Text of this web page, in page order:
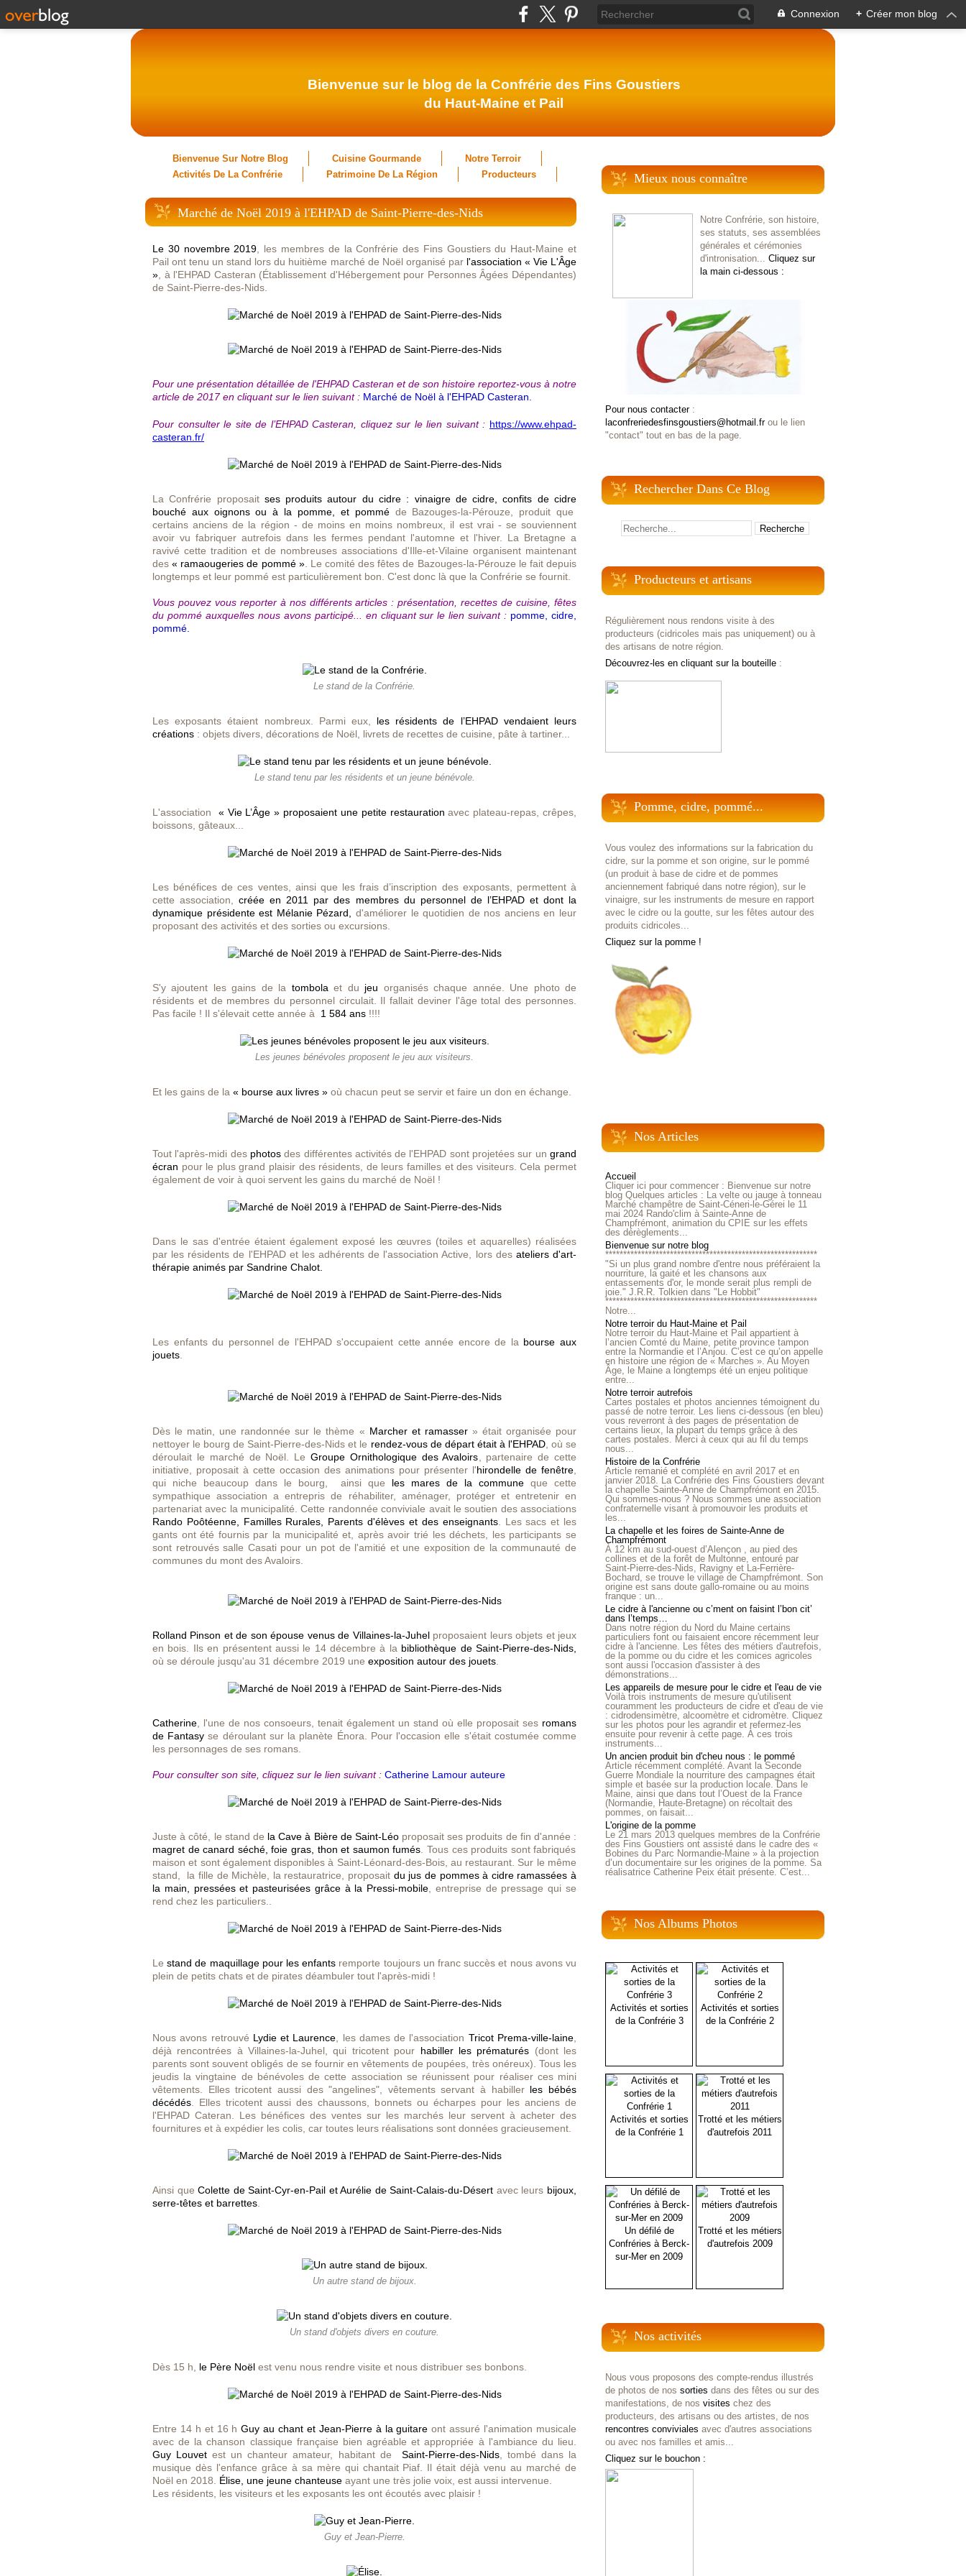
Connexion + Créer mon blog
Bienvenue sur le blog de la Confrérie des Fins Goustiers
du Haut-Maine et Pail
Bienvenue Sur Notre Blog Cuisine Gourmande
Notre Terroir
Activités De La Confrérie
Patrimoine De La Région Producteurs
Marché de Noël 2019 à l'EHPAD de Saint-Pierre-des-Nids
Le 30 novembre 2019 , les membres de la Confrérie des Fins Goustiers du Haut-Maine et
Pail ont tenu un stand lors du huitième marché de Noël organisé par l'association « Vie L'Âge
» , à l'EHPAD Casteran (Établissement d'Hébergement pour Personnes Âgées Dépendantes)
de Saint-Pierre-des-Nids.
Pour une présentation détaillée de l'EHPAD Casteran et de son histoire reportez-vous à notre
article de 2017 en cliquant sur le lien suivant : Marché de Noël à l'EHPAD Casteran.
Pour consulter le site de l’EHPAD Casteran, cliquez sur le lien suivant : https://www.ehpad-
casteran.fr/
La Confrérie proposait ses produits autour du cidre : vinaigre de cidre, confits de cidre
bouché aux oignons ou à la pomme, et pomméde Bazouges-la-Pérouze, produit que
certains anciens de la région - de moins en moins nombreux, il est vrai - se souviennent
avoir vu fabriquer autrefois dans les fermes pendant l'automne et l'hiver. La Bretagne a
ravivé cette tradition et de nombreuses associations d'Ille-et-Vilaine organisent maintenant
des« ramaougeries de pommé ». Le comité des fêtes de Bazouges-la-Pérouze le fait depuis
longtemps et leur pommé est particulièrement bon. C'est donc là que la Confrérie se fournit.
Vous pouvez vous reporter à nos différents articles : présentation, recettes de cuisine, fêtes
du pommé auxquelles nous avons participé... en cliquant sur le lien suivant : pomme, cidre,
pommé.
Le stand de la Confrérie.
Les exposants étaient nombreux. Parmi eux, les résidents de l’EHPAD vendaient leurs
créations : objets divers, décorations de Noël, livrets de recettes de cuisine, pâte à tartiner...
Le stand tenu par les résidents et un jeune bénévole.
L'association « Vie L’Âge » proposaient une petite restauration avec plateau-repas, crêpes,
boissons, gâteaux...
Les bénéfices de ces ventes, ainsi que les frais d’inscription des exposants, permettent à
cette association,créée en 2011 par des membres du personnel de l’EHPAD et dont la
dynamique présidente est Mélanie Pézard,
d'améliorer le quotidien de nos anciens en leur
proposant des activités et des sorties ou excursions.
S'y ajoutent les gains de la tombola et du jeu organisés chaque année. Une photo de
résidents et de membres du personnel circulait. Il fallait deviner l'âge total des personnes.
Pas facile ! Il s'élevait cette année à
1 584 ans !!!!
Les jeunes bénévoles proposent le jeu aux visiteurs.
Et les gains de la « bourse aux livres » où chacun peut se servir et faire un don en échange.
Tout l'après-midi des photosdes différentes activités de l'EHPAD sont projetées sur ungrand
écran pour le plus grand plaisir des résidents, de leurs familles et des visiteurs. Cela permet
également de voir à quoi servent les gains du marché de Noël !
Dans le sas d'entrée étaient également exposé les œuvres (toiles et aquarelles) réalisées
par les résidents de l'EHPAD et les adhérents de l'association Active, lors des ateliers d'art-
thérapie animés par Sandrine Chalot.
Les enfants du personnel de l'EHPAD s'occupaient cette année encore de la bourse aux
jouets
Dès le matin, une randonnée sur le thème « Marcher et ramasser» était organisée pour
nettoyer le bourg de Saint-Pierre-des-Nids et le rendez-vous de départ était à l'EHPAD, où se
déroulait le marché de Noël. Le Groupe Ornithologique des Avaloirs , partenaire de cette
initiative, proposait à cette occasion des animations pour présenter l'hirondelle de fenêtre
qui niche beaucoup dans le bourg, ainsi que les mares de la commune que cette
sympathique association a entrepris de réhabiliter, aménager, protéger et entretenir en
partenariat avec la municipalité. Cette randonnée conviviale avait le soutien des associations
Rando Poôtéenne, Familles Rurales, Parents d'élèves et des enseignants. Les sacs et les
gants ont été fournis par la municipalité et, après avoir trié les déchets, les participants se
sont retrouvés salle Casati pour un pot de l'amitié et une exposition de la communauté de
communes du mont des Avaloirs.
Rolland Pinson et de son épouse venus de Villaines-la-Juhel proposaient leurs objets et jeux
en bois. Ils en présentent aussi le 14 décembre à la bibliothèque de Saint-Pierre-des-Nids,
où se déroule jusqu'au 31 décembre 2019 une exposition autour des jouets
Catherine , l'une de nos consoeurs, tenait également un stand où elle proposait ses romans
de Fantasy se déroulant sur la planète Énora. Pour l'occasion elle s'était costumée comme
les personnages de ses romans.
Pour consulter son site, cliquez sur le lien suivant : Catherine Lamour auteure
Juste à côté, le stand de la Cave à Bière de Saint-Léoproposait ses produits de fin d'année :
magret de canard séché, foie gras, thon et saumon fumés . Tous ces produits sont fabriqués
maison et sont également disponibles à Saint-Léonard-des-Bois, au restaurant. Sur le même
stand, la fille de Michèle, la restauratrice, proposait du jus de pommes à cidre ramassées à
la main, pressées et pasteurisées grâce à la Pressi-mobile , entreprise de pressage qui se
rend chez les particuliers..
Lestand de maquillage pour les enfants remporte toujours un franc succès et nous avons vu
plein de petits chats et de pirates déambuler tout l'après-midi !
Nous avons retrouvé Lydie et Laurence , les dames de l'association Tricot Prema-ville-laine
déjà rencontrées à Villaines-la-Juhel, qui tricotent pour habiller les prématurés (dont les
parents sont souvent obligés de se fournir en vêtements de poupées, très onéreux). Tous les
jeudis la vingtaine de bénévoles de cette association se réunissent pour réaliser ces mini
vêtements. Elles tricotent aussi des "angelines", vêtements servant à habiller les bébés
décédés . Elles tricotent aussi des chaussons, bonnets ou écharpes pour les anciens de
l'EHPAD Cateran. Les bénéfices des ventes sur les marchés leur servent à acheter des
fournitures et à expédier les colis, car toutes leurs réalisations sont données gracieusement.
Ainsi queColette de Saint-Cyr-en-Pail et Aurélie de Saint-Calais-du-Désert avec leurs bijoux,
serre-têtes et barrettes
Un autre stand de bijoux.
Un stand d'objets divers en couture.
Dès 15 h, le Père Noël est venu nous rendre visite et nous distribuer ses bonbons.
Entre 14 h et 16 hGuy au chant et Jean-Pierre à la guitare ont assuré l'animation musicale
avec de la chanson classique française bien agréable et appropriée à l'ambiance du lieu.
Guy Louvetest unchanteur amateur, habitant de Saint-Pierre-des-Nids, tombé dans la
musique dès l'enfance grâce à sa mère qui chantait Piaf. Il était déjà venu au marché de
Noël en 2018. Élise, une jeune chanteuse ayant une très jolie voix, est aussi intervenue.
Les résidents, les visiteurs et les exposants les ont écoutés avec plaisir !
Guy et Jean-Pierre.
Mieux nous connaître
Notre Confrérie, son histoire,
ses statuts, ses assemblées
générales et cérémonies
d'intronisation... Cliquez sur
la main ci-dessous :
Pour nous contacter:
laconfreriedesfinsgoustiers@hotmail.frou le lien
"contact" tout en bas de la page.
Rechercher Dans Ce Blog
Producteurs et artisans
Régulièrement nous rendons visite à des
producteurs (cidricoles mais pas uniquement) ou à
des artisans de notre région.
Découvrez-les en cliquant sur la bouteille :
Pomme, cidre, pommé...
Vous voulez des informations sur la fabrication du
cidre, sur la pomme et son origine, sur le pommé
(un produit à base de cidre et de pommes
anciennement fabriqué dans notre région), sur le
vinaigre, sur les instruments de mesure en rapport
avec le cidre ou la goutte, sur les fêtes autour des
produits cidricoles...
Cliquez sur la pomme !
Nos Articles
Accueil
Cliquer ici pour commencer : Bienvenue sur notre
blog Quelques articles : La velte ou jauge à tonneau
Marché champêtre de Saint-Céneri-le-Gérei le 11
mai 2024 Rando'clim à Sainte-Anne de
Champfrémont, animation du CPIE sur les effets
des dérèglements...
Bienvenue sur notre blog
***********************************************************
"Si un plus grand nombre d'entre nous préféraient la
nourriture, la gaité et les chansons aux
entassements d'or, le monde serait plus rempli de
joie." J.R.R. Tolkien dans "Le Hobbit"
***********************************************************
Notre...
Notre terroir du Haut-Maine et Pail
Notre terroir du Haut-Maine et Pail appartient à
l’ancien Comté du Maine, petite province tampon
entre la Normandie et l’Anjou. C’est ce qu’on appelle
en histoire une région de « Marches ». Au Moyen
Âge, le Maine a longtemps été un enjeu politique
entre...
Notre terroir autrefois
Cartes postales et photos anciennes témoignent du
passé de notre terroir. Les liens ci-dessous (en bleu)
vous reverront à des pages de présentation de
certains lieux, la plupart du temps grâce à des
cartes postales. Merci à ceux qui au fil du temps
nous...
Histoire de la Confrérie
Article remanié et complété en avril 2017 et en
janvier 2018. La Confrérie des Fins Goustiers devant
la chapelle Sainte-Anne de Champfrémont en 2015.
Qui sommes-nous ? Nous sommes une association
confraternelle visant à promouvoir les produits et
les...
La chapelle et les foires de Sainte-Anne de
Champfrémont
À 12 km au sud-ouest d’Alençon , au pied des
collines et de la forêt de Multonne, entouré par
Saint-Pierre-des-Nids, Ravigny et La-Ferrière-
Bochard, se trouve le village de Champfrémont. Son
origine est sans doute gallo-romaine ou au moins
franque : un...
Le cidre à l'ancienne ou c’ment on faisint l’bon cit’
dans l’temps…
Dans notre région du Nord du Maine certains
particuliers font ou faisaient encore récemment leur
cidre à l'ancienne. Les fêtes des métiers d'autrefois,
de la pomme ou du cidre et les comices agricoles
sont aussi l'occasion d'assister à des
démonstrations...
Les appareils de mesure pour le cidre et l'eau de vie
Voilà trois instruments de mesure qu'utilisent
couramment les producteurs de cidre et d'eau de vie
: cidrodensimètre, alcoomètre et cidromètre. Cliquez
sur les photos pour les agrandir et refermez-les
ensuite pour revenir à cette page. À ces trois
instruments...
Un ancien produit bin d'cheu nous : le pommé
Article récemment complété. Avant la Seconde
Guerre Mondiale la nourriture des campagnes était
simple et basée sur la production locale. Dans le
Maine, ainsi que dans tout l’Ouest de la France
(Normandie, Haute-Bretagne) on récoltait des
pommes, on faisait...
L'origine de la pomme
Le 21 mars 2013 quelques membres de la Confrérie
des Fins Goustiers ont assisté dans le cadre des «
Bobines du Parc Normandie-Maine » à la projection
d’un documentaire sur les origines de la pomme. Sa
réalisatrice Catherine Peix était présente. C’est...
Nos Albums Photos
Activités et sorties
de la Confrérie 3
Activités et sorties
de la Confrérie 2
Activités et sorties
de la Confrérie 1
Trotté et les métiers
d'autrefois 2011
Un défilé de
Confréries à Berck-
sur-Mer en 2009
Trotté et les métiers
d'autrefois 2009
Nos activités
Nous vous proposons des compte-rendus illustrés
de photos de nos sorties dans des fêtes ou sur des
manifestations, de nos visites chez des
producteurs, des artisans ou des artistes, de nos
rencontres conviviales avec d'autres associations
ou avec nos familles et amis...
Cliquez sur le bouchon :